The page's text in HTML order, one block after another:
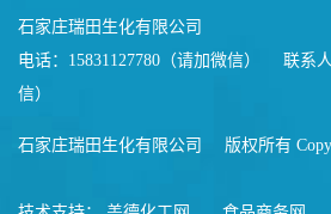
石家庄瑞田生化有限公司
电话：15831127780（请加微信）
联系
信）
石家庄瑞田生化有限公司 版权所有